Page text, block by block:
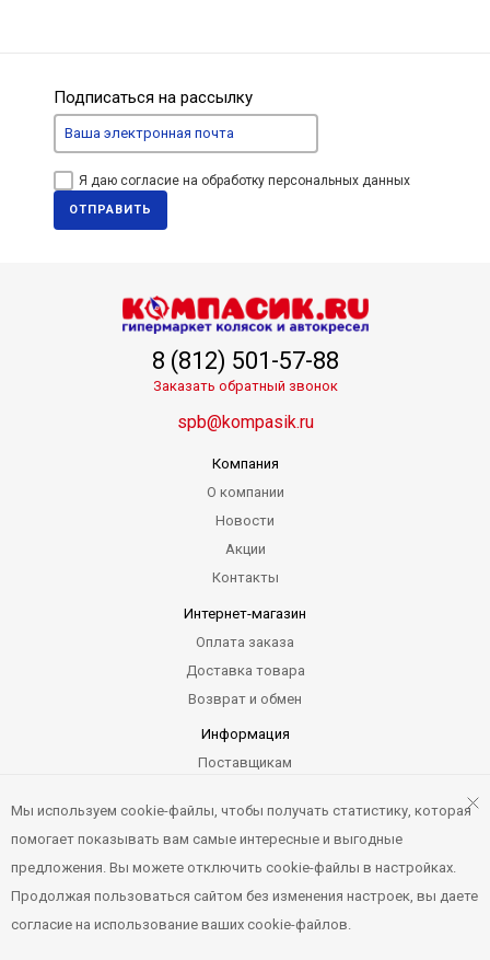
Подписаться на рассылку
Я даю согласие на обработку персональных данных
ОТПРАВИТЬ
8 (812) 501-57-88
Заказать обратный звонок
spb@kompasik.ru
Компания
О компании
Новости
Акции
Контакты
Интернет-магазин
Оплата заказа
Доставка товара
Возврат и обмен
Информация
Поставщикам
Компасик.ру © 2012-2026. Все права защищены. Не является
офертой.
Мы используем cookie-файлы, чтобы получать статистику, которая
помогает показывать вам самые интересные и выгодные
предложения. Вы можете отключить cookie-файлы в настройках.
Продолжая пользоваться сайтом без изменения настроек, вы даете
согласие на использование ваших cookie-файлов.